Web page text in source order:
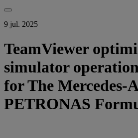
9 jul. 2025
TeamViewer
simulator
for The Mercedes-
PETRONAS